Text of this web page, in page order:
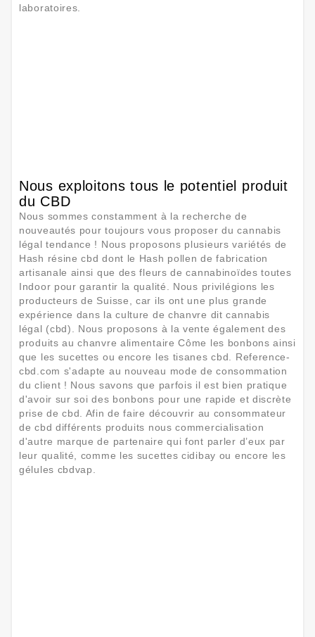
laboratoires.
Nous exploitons tous le potentiel produit
du CBD
Nous sommes constamment à la recherche de
nouveautés pour toujours vous proposer du cannabis
légal tendance ! Nous proposons plusieurs variétés de
Hash résine cbd dont le Hash pollen de fabrication
artisanale ainsi que des fleurs de cannabinoïdes toutes
Indoor pour garantir la qualité. Nous privilégions les
producteurs de Suisse, car ils ont une plus grande
expérience dans la culture de chanvre dit cannabis
légal (cbd). Nous proposons à la vente également des
produits au chanvre alimentaire Côme les bonbons ainsi
que les sucettes ou encore les tisanes cbd. Reference-
cbd.com s'adapte au nouveau mode de consommation
du client ! Nous savons que parfois il est bien pratique
d'avoir sur soi des bonbons pour une rapide et discrète
prise de cbd. Afin de faire découvrir au consommateur
de cbd différents produits nous commercialisation
d'autre marque de partenaire qui font parler d’eux par
leur qualité, comme les sucettes cidibay ou encore les
gélules cbdvap.